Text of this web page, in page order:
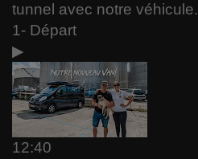
tunnel avec notre véhicule.
1- Départ
▶
12:40